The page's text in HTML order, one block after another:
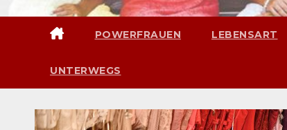
POWERFRAUEN LEBENSART
UNTERWEGS